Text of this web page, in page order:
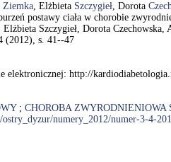
Ziemka, Elżbieta Szczygieł, Dorota
postawy ciała w chorobie
Szczygieł, Dorota
(2012), s. 41--47
elektronicznej: http://
; CHOROBA ZWYRODNIENIOWA
numery_2012/numer-3-4-